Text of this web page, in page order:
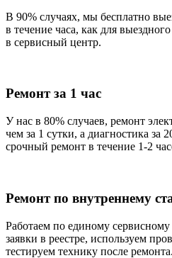
В 90% случаях, мы бесплатно
в течение часа, как для
в сервисный центр.
Ремонт за 1 час
У нас в 80% случаев, ремонт электроники
чем за 1 сутки, а диагностика за 20 минут. Присутствует
срочный ремонт в течение 1-2
Ремонт по внутреннему
Работаем по единому
заявки в реестре, используем
тестируем технику после ремонта.